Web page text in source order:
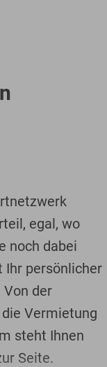
egal, wo
noch dabei
Ihr persönlicher
der
Vermietung
steht Ihnen
Seite.